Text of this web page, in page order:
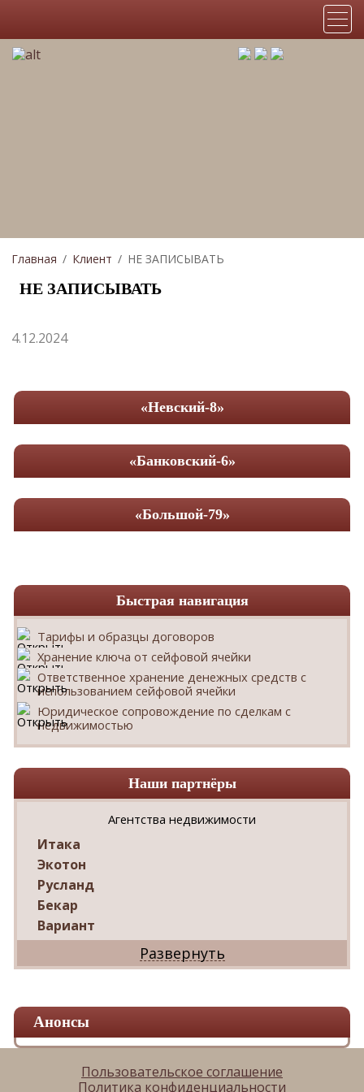
«Невский-8»
«Банковский-6»
«Большой-79»
Главная Клиент НЕ ЗАПИСЫВАТЬ
НЕ ЗАПИСЫВАТЬ
4.12.2024
Быстрая навигация
Тарифы и образцы договоров
Хранение ключа от сейфовой ячейки
Ответственное хранение денежных средств с
использованием сейфовой ячейки
Юридическое сопровождение по сделкам с
недвижимостью
Наши партнёры
Агентства недвижимости
Итака
Экотон
Русланд
Бекар
Вариант
Дриада
Реал
Ваш Дом
Александр
Мир квартир
Панорама
Анонсы
Пользовательское соглашение
Политика конфиденциальности